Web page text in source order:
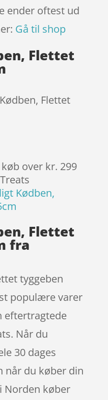
ender oftest ud
Gå til shop
Flettet
Flettet
over kr. 299
Kødben,
Flettet
fra
tyggeben
populære varer
eftertragtede
Når du
30 dages
når du køber din
Norden køber